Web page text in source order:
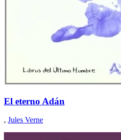
El eterno Adán
, Jules Verne